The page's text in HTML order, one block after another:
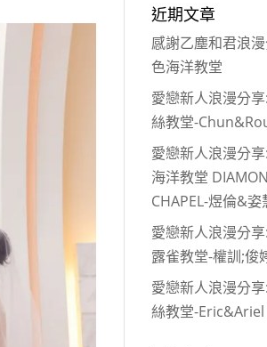
近期文章
感謝乙塵和君浪
色海洋教堂
愛戀新人浪漫分
絲教堂-
愛戀新人浪漫分
海洋教堂
CHAPEL-煜倫&姿
愛戀新人浪漫分
露雀教堂-權訓;俊
愛戀新人浪漫分
絲教堂-Eric&Ariel